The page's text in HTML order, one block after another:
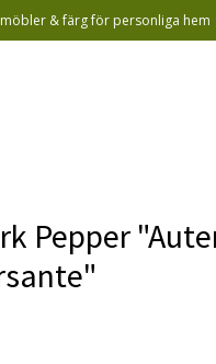
& färg för personliga hem
Pepper